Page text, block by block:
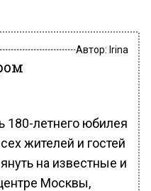
Автор: Irina
180-летнего юбилея
жителей и гостей
на известные и
Москвы,